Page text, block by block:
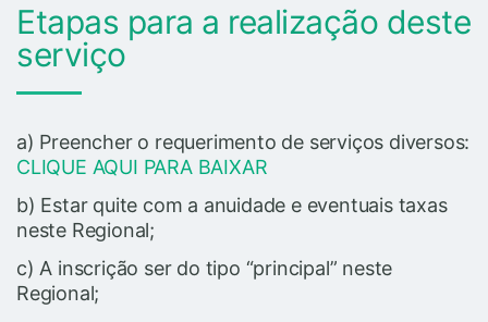
Etapas para a realização deste
serviço
a) Preencher o requerimento de serviços diversos:
CLIQUE AQUI PARA BAIXAR
b) Estar quite com a anuidade e eventuais taxas
neste Regional;
c) A inscrição ser do tipo “principal” neste
Regional;